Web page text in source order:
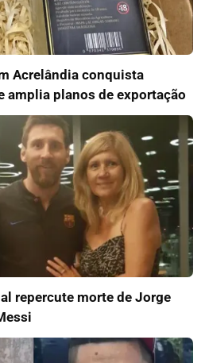
Acrelândia conquista
amplia planos de exportação
repercute morte de Jorge